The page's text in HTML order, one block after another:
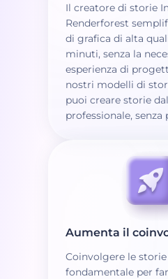
Il creatore di storie
Renderforest
di grafica di alta
minuti, senza la
esperienza di
nostri modelli di
puoi creare storie
professionale, senza
Aumenta il
Coinvolgere le
fondamentale per